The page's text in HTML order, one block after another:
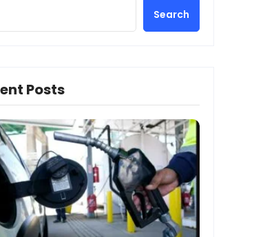
Search
Posts